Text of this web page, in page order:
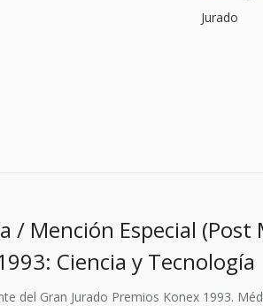
Jurado
/ Mención Especial (Post
Ciencia y Tecnología
del Gran Jurado Premios Konex 1993.